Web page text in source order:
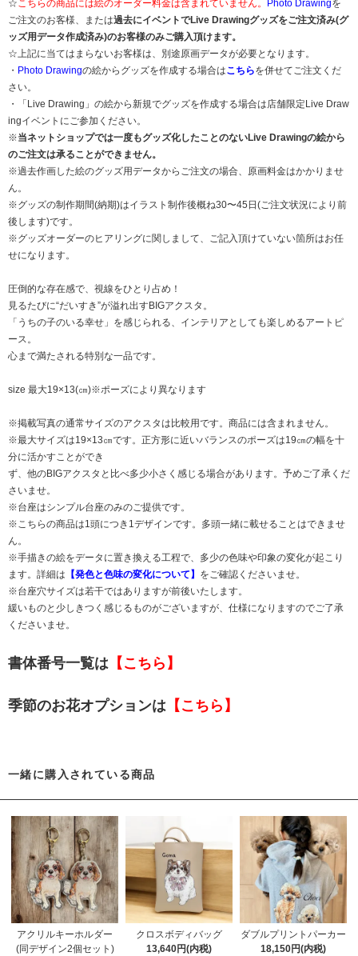
☆ こちらの商品には絵のオーダー料金は含まれていません。 Photo Drawingを
ご注文のお客様、または過去にイベントでLive Drawingグッズをご注文済み(グ
ッズ用データ作成済み)のお客様のみご購入頂けます。
☆上記に当てはまらないお客様は、別途原画データが必要となります。
・ Photo Drawingの絵からグッズを作成する場合はこちらを併せてご注文くだ
さい。
・「Live Drawing」の絵から新規でグッズを作成する場合は店舗限定Live Draw
ingイベントにご参加ください。
※当ネットショップでは一度もグッズ化したことのないLive Drawingの絵から
のご注文は承ることができません。
※過去作画した絵のグッズ用データからご注文の場合、原画料金はかかりませ
ん。
※グッズの制作期間(納期)はイラスト制作後概ね30〜45日(ご注文状況により前
後します)です。
※グッズオーダーのヒアリングに関しまして、ご記入頂けていない箇所はお任
せになります。
圧倒的な存在感で、視線をひとり占め！
見るたびに“だいすき”が溢れ出すBIGアクスタ。
「うちの子のいる幸せ」を感じられる、インテリアとしても楽しめるアートピ
ース。
心まで満たされる特別な一品です。
size 最大19×13(㎝)※ポーズにより異なります
※掲載写真の通常サイズのアクスタは比較用です。商品には含まれません。
※最大サイズは19×13㎝です。正方形に近いバランスのポーズは19㎝の幅を十
分に活かすことができ
ず、他のBIGアクスタと比べ多少小さく感じる場合があります。予めご了承くだ
さいませ。
※台座はシンプル台座のみのご提供です。
※こちらの商品は1頭につき1デザインです。多頭一緒に載せることはできませ
ん。
※手描きの絵をデータに置き換える工程で、多少の色味や印象の変化が起こり
ます。詳細は 【発色と色味の変化について】 をご確認くださいませ。
※台座穴サイズは若干ではありますが前後いたします。
緩いものと少しきつく感じるものがございますが、仕様になりますのでご了承
くださいませ。
書体番号一覧は 【こちら】
季節のお花オプションは 【こちら】
一緒に購入されている商品
アクリルキーホルダー
(同デザイン2個セット)
クロスボディバッグ
13,640円(内税)
ダブルプリントパーカー
18,150円(内税)